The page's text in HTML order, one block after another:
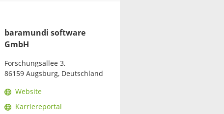
baramundi software
GmbH
Forschungsallee 3,
86159 Augsburg, Deutschland
Website
Karriereportal